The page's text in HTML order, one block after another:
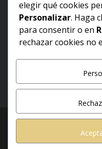
Politica
¿Dudas? Comunicate con
San José del Cabo: 6241469440
Viernes de 10:00 AM a
Copyright 2026 - Greins Casa
elegir qué cookies
Personalizar. Haga
para consentir o en
rechazar cookies no